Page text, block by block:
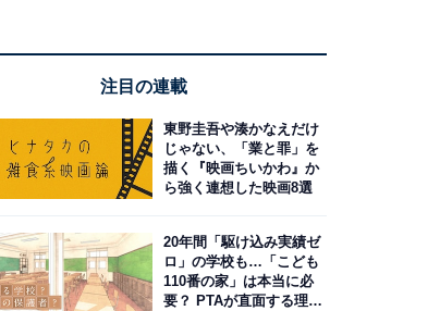
注目の連載
東野圭吾や湊かなえだけ
じゃない、「業と罪」を
描く『映画ちいかわ』か
ら強く連想した映画8選
20年間「駆け込み実績ゼ
ロ」の学校も…「こども
110番の家」は本当に必
要？ PTAが直面する理想